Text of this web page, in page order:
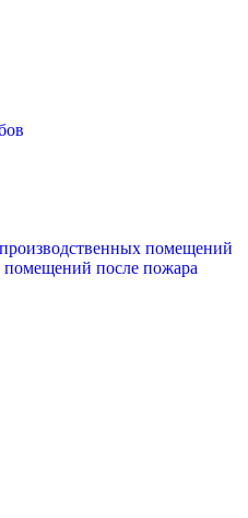
помещений
после пожара